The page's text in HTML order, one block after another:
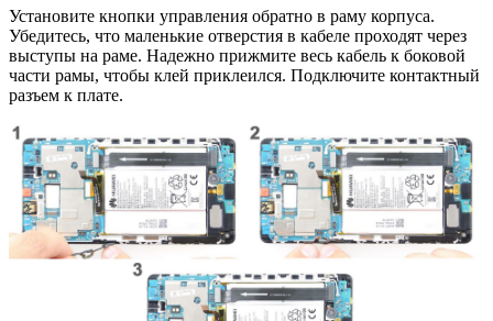
Установите кнопки управления обратно в раму корпуса.
Убедитесь, что маленькие отверстия в кабеле проходят через
выступы на раме. Надежно прижмите весь кабель к боковой
части рамы, чтобы клей приклеился. Подключите контактный
разъем к плате.